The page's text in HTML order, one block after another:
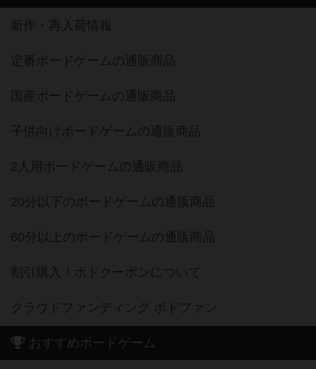
新作・再入荷情報
定番ボードゲームの通販商品
国産ボードゲームの通販商品
子供向けボードゲームの通販商品
2人用ボードゲームの通販商品
20分以下のボードゲームの通販商品
60分以上のボードゲームの通販商品
割引購入！ボドクーポンについて
クラウドファンディング ボドファン
おすすめボードゲーム